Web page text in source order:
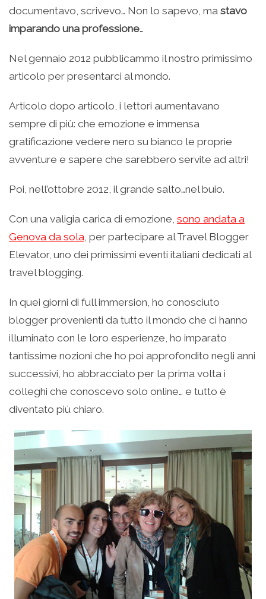
documentavo, scrivevo… Non lo sapevo, ma stavo
imparando una professione…
Nel gennaio 2012 pubblicammo il nostro primissimo
articolo per presentarci al mondo.
Articolo dopo articolo, i lettori aumentavano
sempre di più: che emozione e immensa
gratificazione vedere nero su bianco le proprie
avventure e sapere che sarebbero servite ad altri!
Poi, nell’ottobre 2012, il grande salto…nel buio.
Con una valigia carica di emozione, sono andata a
Genova da sola, per partecipare al Travel Blogger
Elevator, uno dei primissimi eventi italiani dedicati al
travel blogging.
In quei giorni di full immersion, ho conosciuto
blogger provenienti da tutto il mondo che ci hanno
illuminato con le loro esperienze, ho imparato
tantissime nozioni che ho poi approfondito negli anni
successivi, ho abbracciato per la prima volta i
colleghi che conoscevo solo online… e tutto è
diventato più chiaro.